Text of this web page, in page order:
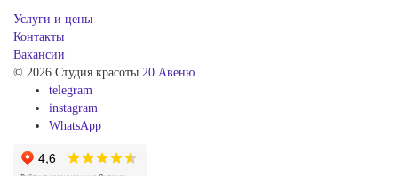
Услуги и цены
Контакты
Вакансии
© 2026 Студия красоты 20 Авеню
telegram
instagram
WhatsApp